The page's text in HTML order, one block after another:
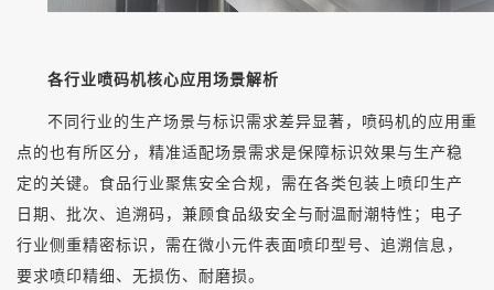
各行业喷码机核心应用场景解析
不同行业的生产场景与标识需求差异显著，喷码机的应用重
点的也有所区分，精准适配场景需求是保障标识效果与生产稳
定的关键。食品行业聚焦安全合规，需在各类包装上喷印生产
日期、批次、追溯码，兼顾食品级安全与耐温耐潮特性；电子
行业侧重精密标识，需在微小元件表面喷印型号、追溯信息，
要求喷印精细、无损伤、耐磨损。